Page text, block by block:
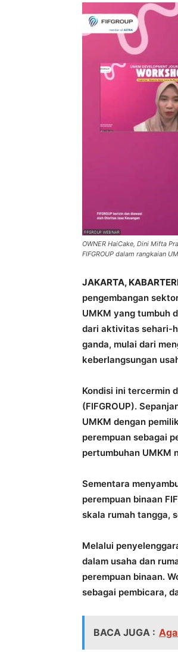
OWNER HaiCake, Dini Mifta
FIFGROUP dalam rangkaian
JAKARTA,
pengembangan
UMKM yang tumbuh
dari aktivitas sehari-
ganda, mulai dari
keberlangsungan
Kondisi ini tercermin
(FIFGROUP).
UMKM dengan
perempuan sebagai
pertumbuhan UMKM
Sementara
perempuan binaan
skala rumah tangga,
Melalui
dalam usaha dan
perempuan binaan.
sebagai pembicara,
BACA JUGA :